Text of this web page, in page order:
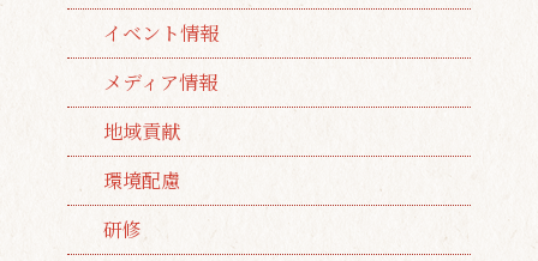
イベント情報
メディア情報
地域貢献
環境配慮
研修